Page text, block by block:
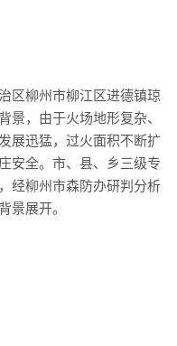
区柳州市柳江区进德镇琼
景，由于火场地形复杂、
展迅猛，过火面积不断扩
安全。市、县、乡三级专
经柳州市森防办研判分析
景展开。